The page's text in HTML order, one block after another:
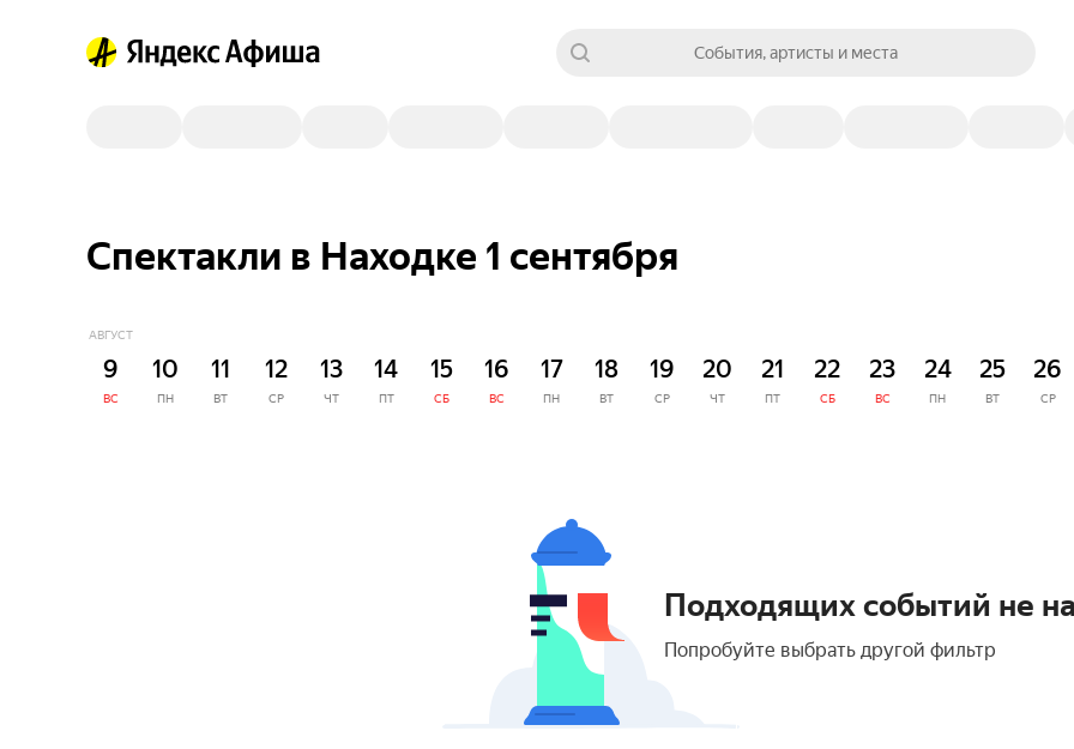
События, артисты и места
Спектакли в Находке 1 сентября
АВГУСТ
9
ВС
10
ПН
11
ВТ
12
СР
13
ЧТ
14
ПТ
15
СБ
16
ВС
17
ПН
18
ВТ
19
СР
20
ЧТ
21
ПТ
22
СБ
23
ВС
24
ПН
25
ВТ
26
СР
Подходящих событий не
Попробуйте выбрать другой фильтр